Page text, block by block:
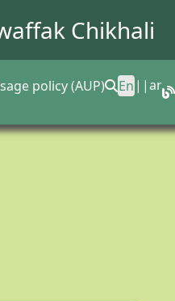
Chikhali
policy (AUP) En ||ar